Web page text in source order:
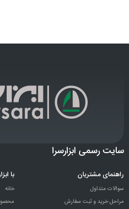
سایت رسمی ابزارسرا
راهنمای مشتریان
سوالات متداول
مراحل خرید و ثبت سفارش
با
خانه